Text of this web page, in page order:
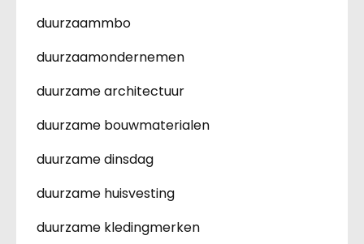
duurzaammbo
duurzaamondernemen
duurzame architectuur
duurzame bouwmaterialen
duurzame dinsdag
duurzame huisvesting
duurzame kledingmerken